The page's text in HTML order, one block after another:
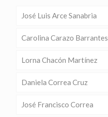
José Luis Arce Sanabria
Carolina Carazo Barrantes
Lorna Chacón Martínez
Daniela Correa Cruz
José Francisco Correa